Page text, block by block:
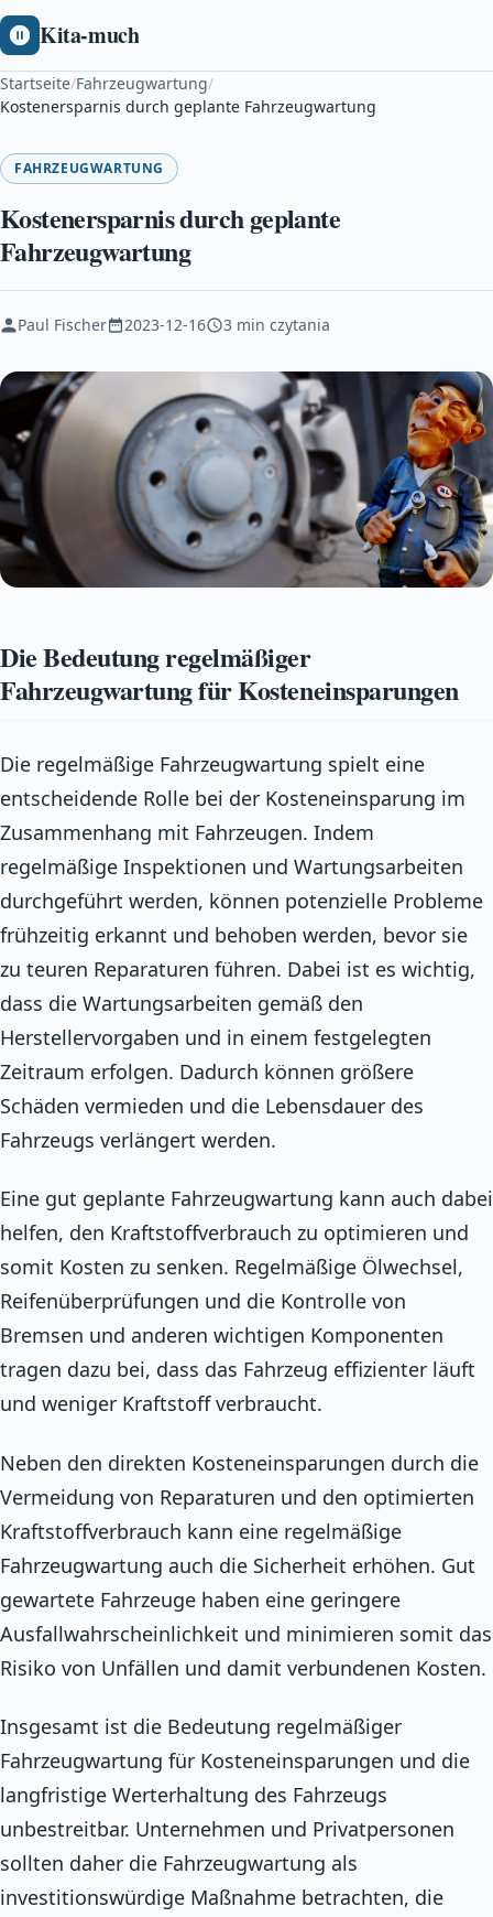
Kita-much
Startseite/Fahrzeugwartung/
Kostenersparnis durch geplante Fahrzeugwartung
FAHRZEUGWARTUNG
Kostenersparnis durch geplante
Fahrzeugwartung
Paul Fischer 2023-12-16 3 min czytania
Die Bedeutung regelmäßiger
Fahrzeugwartung für Kosteneinsparungen
Die regelmäßige Fahrzeugwartung spielt eine
entscheidende Rolle bei der Kosteneinsparung im
Zusammenhang mit Fahrzeugen. Indem
regelmäßige Inspektionen und Wartungsarbeiten
durchgeführt werden, können potenzielle Probleme
frühzeitig erkannt und behoben werden, bevor sie
zu teuren Reparaturen führen. Dabei ist es wichtig,
dass die Wartungsarbeiten gemäß den
Herstellervorgaben und in einem festgelegten
Zeitraum erfolgen. Dadurch können größere
Schäden vermieden und die Lebensdauer des
Fahrzeugs verlängert werden.
Eine gut geplante Fahrzeugwartung kann auch dabei
helfen, den Kraftstoffverbrauch zu optimieren und
somit Kosten zu senken. Regelmäßige Ölwechsel,
Reifenüberprüfungen und die Kontrolle von
Bremsen und anderen wichtigen Komponenten
tragen dazu bei, dass das Fahrzeug effizienter läuft
und weniger Kraftstoff verbraucht.
Neben den direkten Kosteneinsparungen durch die
Vermeidung von Reparaturen und den optimierten
Kraftstoffverbrauch kann eine regelmäßige
Fahrzeugwartung auch die Sicherheit erhöhen. Gut
gewartete Fahrzeuge haben eine geringere
Ausfallwahrscheinlichkeit und minimieren somit das
Risiko von Unfällen und damit verbundenen Kosten.
Insgesamt ist die Bedeutung regelmäßiger
Fahrzeugwartung für Kosteneinsparungen und die
langfristige Werterhaltung des Fahrzeugs
unbestreitbar. Unternehmen und Privatpersonen
sollten daher die Fahrzeugwartung als
investitionswürdige Maßnahme betrachten, die